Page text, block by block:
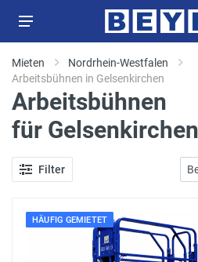
Mieten
Nordrhein-Westfalen
Arbeitsbühnen in Gelsenkirchen
Arbeitsbühnen
für
Filter
HÄUFIG GEMIETET